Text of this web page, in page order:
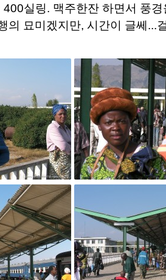
실링. 맥주한잔 하면서 풍
의 묘미겠지만, 시간이 글쎄...